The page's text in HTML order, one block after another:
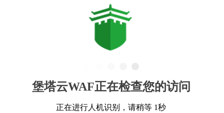
堡塔云WAF正在检查您的访问
正在进行人机识别，请稍等 1秒